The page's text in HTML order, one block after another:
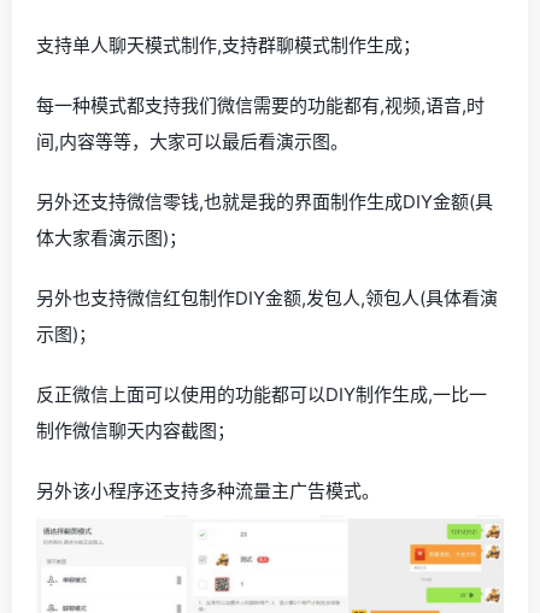
支持单人聊天模式制作,支持群聊模式制作生成；
每一种模式都支持我们微信需要的功能都有,视频,语音,时
间,内容等等，大家可以最后看演示图。
另外还支持微信零钱,也就是我的界面制作生成DIY金额(具
体大家看演示图)；
另外也支持微信红包制作DIY金额,发包人,领包人(具体看演
示图)；
反正微信上面可以使用的功能都可以DIY制作生成,一比一
制作微信聊天内容截图；
另外该小程序还支持多种流量主广告模式。